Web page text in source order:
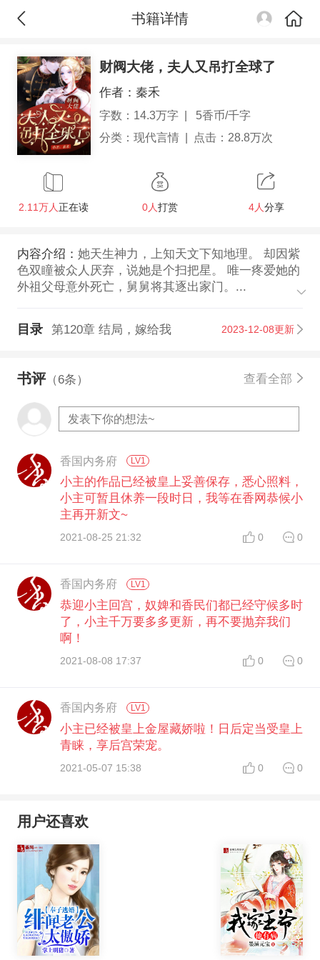
书籍详情
财阀大佬，夫人又吊打全球了
作者： 秦禾
字数：14.3万字
5香币/千字
分类： 现代言情 点击：28.8万次
2.11万人正在读 0人打赏 4人分享
内容介绍： 她天生神力，上知天文下知地理。 却因紫
色双瞳被众人厌弃，说她是个扫把星。 唯一疼爱她的
外祖父母意外死亡，舅舅将其逐出家门。...
目录 第120章 结局，嫁给我 2023-12-08更新
书评（6条） 查看全部
香国内务府 LV1
小主的作品已经被皇上妥善保存，悉心照料，
小主可暂且休养一段时日，我等在香网恭候小
主再开新文~
2021-08-25 21:32 0 0
香国内务府 LV1
恭迎小主回宫，奴婢和香民们都已经守候多时
了，小主千万要多多更新，再不要抛弃我们
啊！
2021-08-08 17:37 0 0
香国内务府 LV1
小主已经被皇上金屋藏娇啦！日后定当受皇上
青睐，享后宫荣宠。
2021-05-07 15:38 0 0
用户还喜欢